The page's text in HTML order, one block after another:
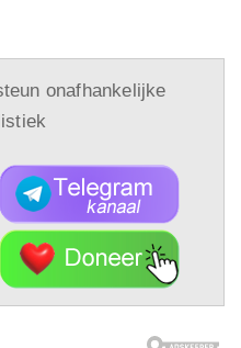
onafhankelijke